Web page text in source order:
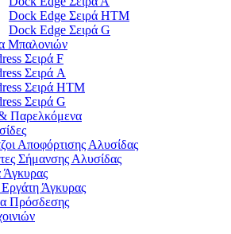
Dock Edge Σειρά HTM
Dock Edge Σειρά G
Μπαλονιών
Σειρά F
Σειρά A
Σειρά HTM
Σειρά G
Παρελκόμενα
Αποφόρτισης Αλυσίδας
Σήμανσης Αλυσίδας
Άγκυρας
Άγκυρας
Πρόσδεσης